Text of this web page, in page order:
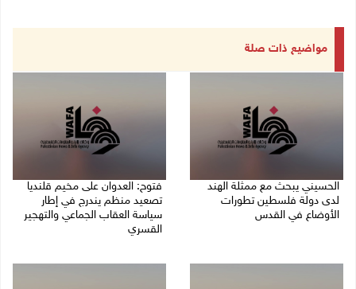
مواضيع ذات صلة
الحسيني يبحث مع ممثلة الهند
لدى دولة فلسطين تطورات
الأوضاع في القدس
فتوح: العدوان على مخيم قلنديا
تصعيد منظم يندرج في إطار
سياسة العقاب الجماعي والتهجير
القسري